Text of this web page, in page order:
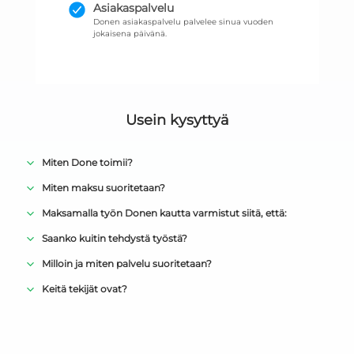
Asiakaspalvelu
Donen asiakaspalvelu palvelee sinua vuoden
jokaisena päivänä.
Usein kysyttyä
Miten Done toimii?
Miten maksu suoritetaan?
Maksamalla työn Donen kautta varmistut siitä, että:
Saanko kuitin tehdystä työstä?
Milloin ja miten palvelu suoritetaan?
Keitä tekijät ovat?